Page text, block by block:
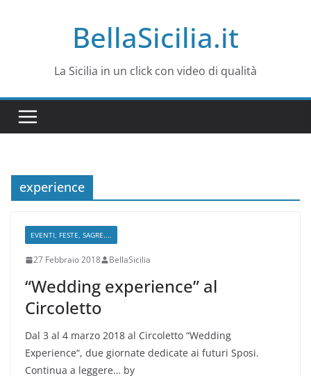
BellaSicilia.it
La Sicilia in un click con video di qualità
experience
EVENTI, FESTE, SAGRE....
27 Febbraio 2018 BellaSicilia
“Wedding experience” al
Circoletto
Dal 3 al 4 marzo 2018 al Circoletto “Wedding
Experience“, due giornate dedicate ai futuri Sposi.
Continua a leggere… by